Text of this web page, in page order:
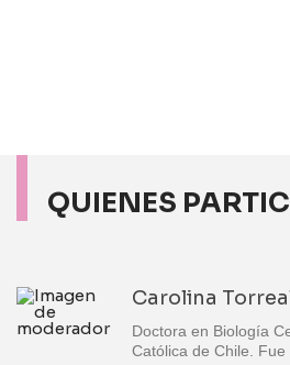
QUIENES
Carolina
Doctora en Biología
Católica de Chile.